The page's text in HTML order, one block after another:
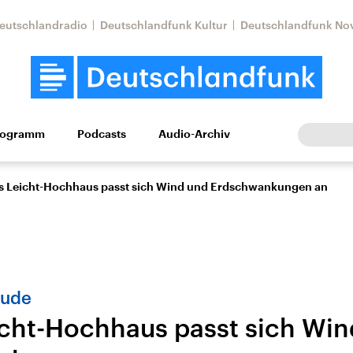
Deutschlandfunk Kultur Deutschlandfunk
Wissen Kultur Europa
Nahostkonflikt
Aktuelle Lage und
Iran
Podcasts Audio-Archiv
Leicht-Hochhaus passt sich Wind und Erdschwankungen an
Hochhaus passt sich